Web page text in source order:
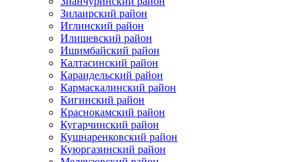
Зилаирский район
Иглинский район
Илишевский район
Ишимбайский район
Калтасинский район
Караидельский район
Кармаскалинский район
Кигинский район
Краснокамский район
Кугарчинский район
Кушнаренковский район
Куюргазинский район